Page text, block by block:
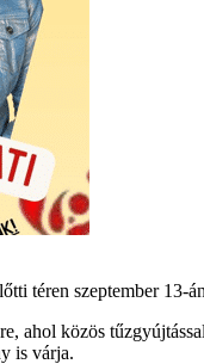
téren szeptember
ahol közös
is várja.